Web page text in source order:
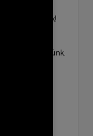
bölcs vezérünk!
szózatok!
s mindenünk.